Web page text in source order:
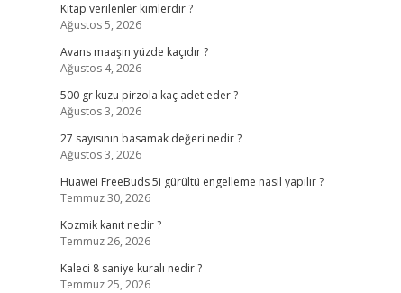
Kitap verilenler kimlerdir ?
Ağustos 5, 2026
Avans maaşın yüzde kaçıdır ?
Ağustos 4, 2026
500 gr kuzu pirzola kaç adet eder ?
Ağustos 3, 2026
27 sayısının basamak değeri nedir ?
Ağustos 3, 2026
Huawei FreeBuds 5i gürültü engelleme nasıl yapılır ?
Temmuz 30, 2026
Kozmik kanıt nedir ?
Temmuz 26, 2026
Kaleci 8 saniye kuralı nedir ?
Temmuz 25, 2026